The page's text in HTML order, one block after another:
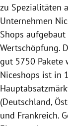
zu Spezialitäten
Unternehmen
Shops
Wertschöpfung.
gut 5750 Pakete
Niceshops ist in
(Deutschland,
und Frankreich.